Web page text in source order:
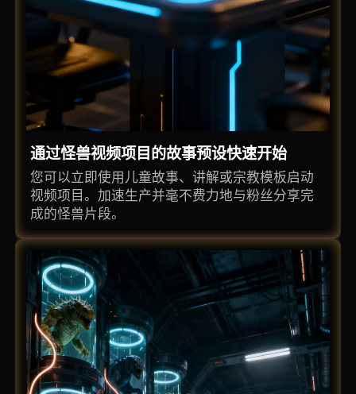
通过怪兽视频项目的故事预设快速开始
您可以立即使用儿童故事、讲解或宗教模板启动
视频项目。加速生产并毫不费力地与粉丝分享完
成的怪兽片段。